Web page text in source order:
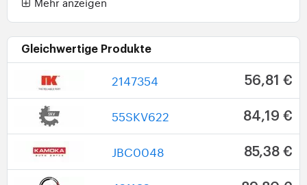
Gleichwertige Produkte
2147354 56,81 €
55SKV622 84,19 €
JBC0048 85,38 €